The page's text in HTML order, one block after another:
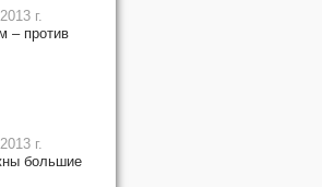
г.
– против
г.
большие